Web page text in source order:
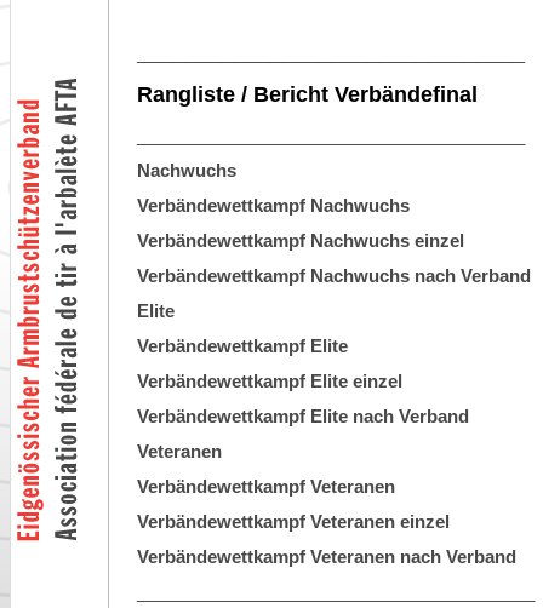
Rangliste / Bericht Verbändefinal
Nachwuchs
Verbändewettkampf Nachwuchs
Verbändewettkampf Nachwuchs einzel
Verbändewettkampf Nachwuchs nach Verband
Elite
Verbändewettkampf Elite
Verbändewettkampf Elite einzel
Verbändewettkampf Elite nach Verband
Veteranen
Verbändewettkampf Veteranen
Verbändewettkampf Veteranen einzel
Verbändewettkampf Veteranen nach Verband